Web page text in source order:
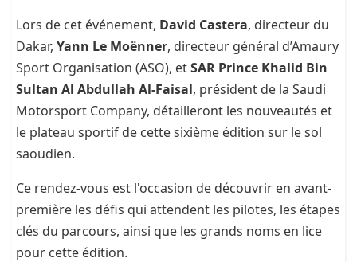
Lors de cet événement, David Castera, directeur du
Dakar, Yann Le Moënner, directeur général d’Amaury
Sport Organisation (ASO), etSAR Prince Khalid Bin
Sultan Al Abdullah Al-Faisal, président de la Saudi
Motorsport Company, détailleront les nouveautés et
le plateau sportif de cette sixième édition sur le sol
saoudien.
Ce rendez-vous est l'occasion de découvrir en avant-
première les défis qui attendent les pilotes, les étapes
clés du parcours, ainsi que les grands noms en lice
pour cette édition.